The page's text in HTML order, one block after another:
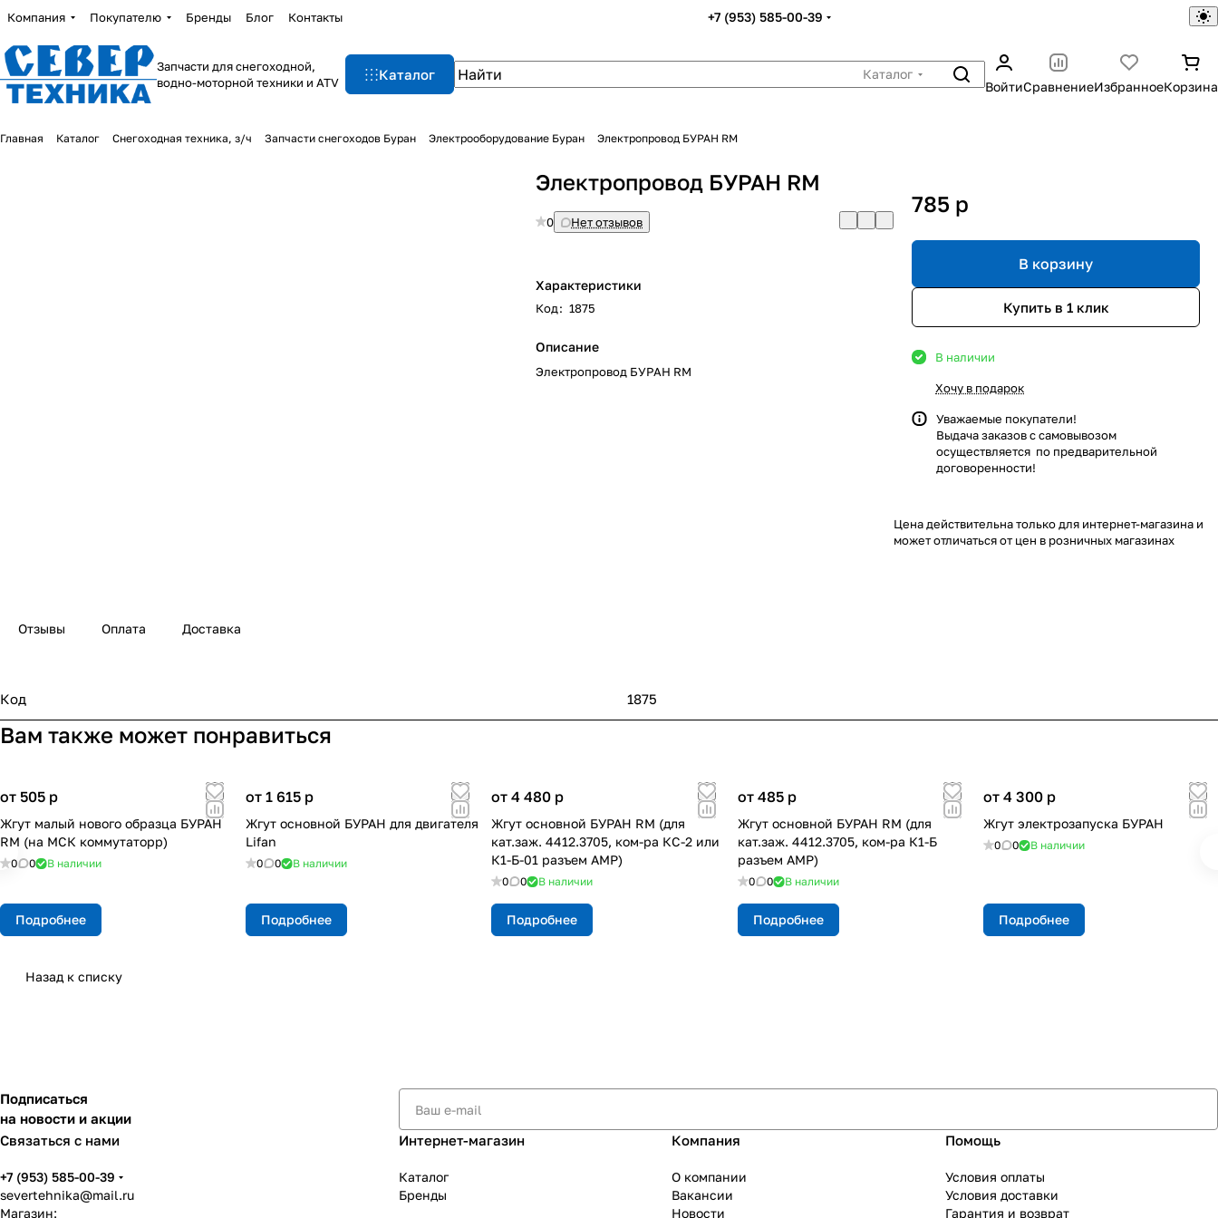
Компания Покупателю Бренды Блог Контакты +7 (953) 585-00-39
Запчасти для снегоходной,
водно-моторной техники и ATV
Каталог
Каталог
ВойтиСравнениеИзбранноеКорзина
Главная Каталог Снегоходная техника, з/ч Запчасти снегоходов Буран Электрооборудование Буран Электропровод БУРАН RM
Электропровод БУРАН RM
0 Нет отзывов
Характеристики
Код: 1875
Описание
Электропровод БУРАН RM
785 p
В корзину
Купить в 1 клик
В наличии
Хочу в подарок
Уважаемые покупатели!
Выдача заказов с самовывозом
осуществляется по предварительной
договоренности!
Цена действительна только для интернет-магазина и
может отличаться от цен в розничных магазинах
Отзывы Оплата Доставка
Код 1875
Вам также может понравиться
от 505 p
Жгут малый нового образца БУРАН
RM (на МСК коммутаторр)
0 0 В наличии
Подробнее
от 1 615 p
Жгут основной БУРАН для двигателя
Lifan
0 0 В наличии
Подробнее
от 4 480 p
Жгут основной БУРАН RM (для
кат.заж. 4412.3705, ком-ра КС-2 или
К1-Б-01 разъем АМР)
0 0 В наличии
Подробнее
от 485 p
Жгут основной БУРАН RM (для
кат.заж. 4412.3705, ком-ра К1-Б
разъем АМР)
0 0 В наличии
Подробнее
от 4 300 p
Жгут электрозапуска БУРАН
0 0 В наличии
Подробнее
Назад к списку
Подписаться
на новости и акции
Связаться с нами
+7 (953) 585-00-39
severtehnika@mail.ru
Магазин:
Интернет-магазин
Каталог
Бренды
Компания
О компании
Вакансии
Новости
Помощь
Условия оплаты
Условия доставки
Гарантия и возврат